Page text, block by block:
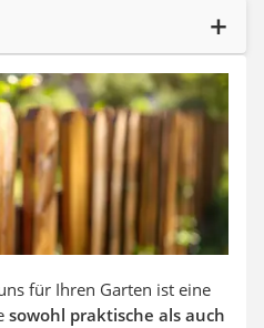
für Ihren Garten ist eine
sowohl praktische als auch